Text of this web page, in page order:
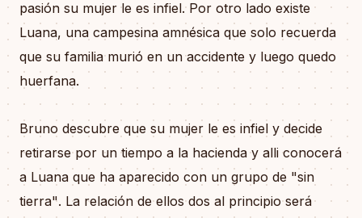
pasión su mujer le es infiel. Por otro lado existe
Luana, una campesina amnésica que solo recuerda
que su familia murió en un accidente y luego quedo
huerfana.
Bruno descubre que su mujer le es infiel y decide
retirarse por un tiempo a la hacienda y alli conocerá
a Luana que ha aparecido con un grupo de "sin
tierra". La relación de ellos dos al principio será